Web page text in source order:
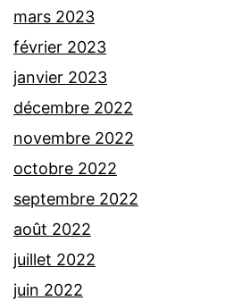
mars 2023
février 2023
janvier 2023
décembre 2022
novembre 2022
octobre 2022
septembre 2022
août 2022
juillet 2022
juin 2022